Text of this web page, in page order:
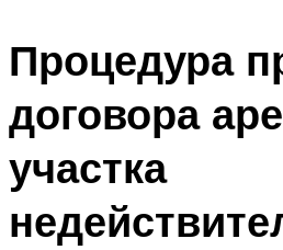
Процедура
договора
участка